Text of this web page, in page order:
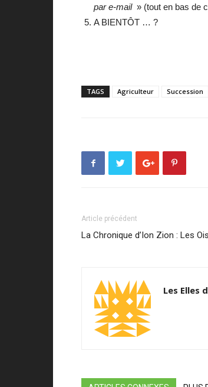
par e-mail» (tout en bas de
A BIENTÔT … ?
TAGS Agriculteur Succession
Article précédent
La Chronique d’Ion Zion : Les
Les Elles